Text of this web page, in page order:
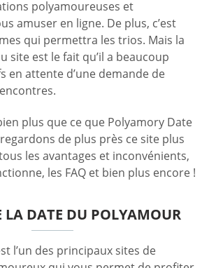
polyamoureuses et
amuser en ligne. De plus, c’est
qui permettra les trios. Mais la
site est le fait qu’il a beaucoup
en attente d’une demande de
plus que ce que Polyamory Date
de plus près ce site plus
les avantages et inconvénients,
les FAQ et bien plus encore !
LA DATE DU POLYAMOUR
l’un des principaux sites de